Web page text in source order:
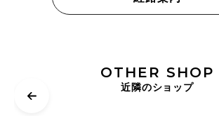
OTHER SHOP
近隣のショップ